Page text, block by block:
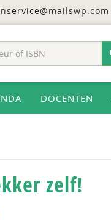
DOCENTEN
zelf!